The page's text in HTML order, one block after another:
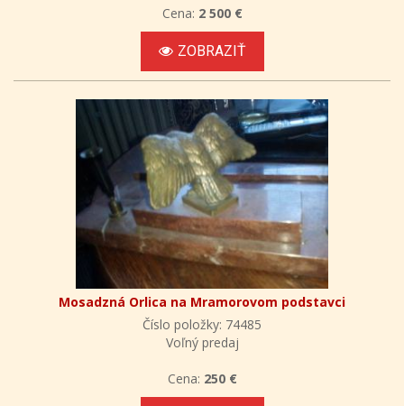
Cena: 2 500 €
ZOBRAZIŤ
Mosadzná Orlica na Mramorovom podstavci
Číslo položky: 74485
Voľný predaj
Cena: 250 €